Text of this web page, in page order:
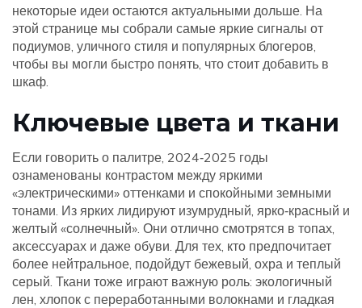
некоторые идеи остаются актуальными дольше. На
этой странице мы собрали самые яркие сигналы от
подиумов, уличного стиля и популярных блогеров,
чтобы вы могли быстро понять, что стоит добавить в
шкаф.
Ключевые цвета и ткани
Если говорить о палитре, 2024‑2025 годы
ознаменованы контрастом между яркими
«электрическими» оттенками и спокойными земными
тонами. Из ярких лидируют изумрудный, ярко‑красный и
желтый «солнечный». Они отлично смотрятся в топах,
аксессуарах и даже обуви. Для тех, кто предпочитает
более нейтральное, подойдут бежевый, охра и теплый
серый. Ткани тоже играют важную роль: экологичный
лен, хлопок с переработанными волокнами и гладкая